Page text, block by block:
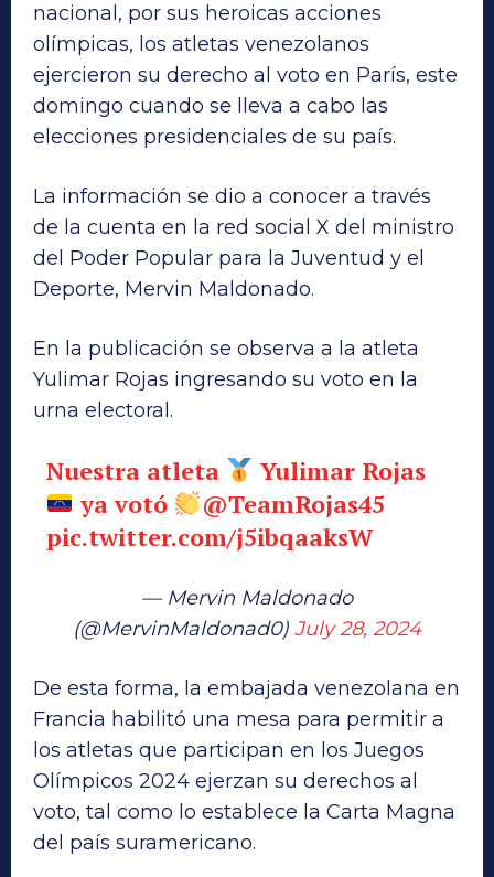
nacional, por sus heroicas acciones
olímpicas, los atletas venezolanos
ejercieron su derecho al voto en París, este
domingo cuando se lleva a cabo las
elecciones presidenciales de su país.
La información se dio a conocer a través
de la cuenta en la red social X del ministro
del Poder Popular para la Juventud y el
Deporte, Mervin Maldonado.
En la publicación se observa a la atleta
Yulimar Rojas ingresando su voto en la
urna electoral.
Nuestra atleta
Yulimar Rojas
ya votó
@TeamRojas45
pic.twitter.com/j5ibqaaksW
— Mervin Maldonado
(@MervinMaldonad0) July 28, 2024
De esta forma, la embajada venezolana en
Francia habilitó una mesa para permitir a
los atletas que participan en los Juegos
Olímpicos 2024 ejerzan su derechos al
voto, tal como lo establece la Carta Magna
del país suramericano.